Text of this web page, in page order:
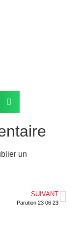
un
SUIVANT
Parution 23 06 23